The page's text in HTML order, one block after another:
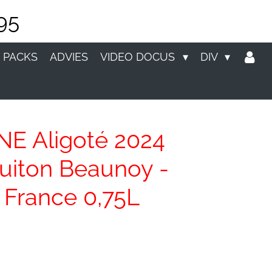
ADVIES VIDEO DOCUS DIV
Aligoté 2024
Beaunoy -
0,75L